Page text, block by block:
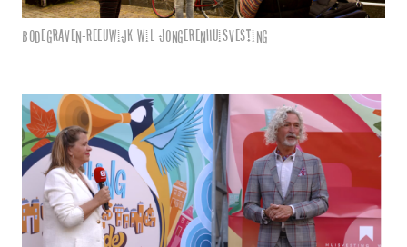
Bodegraven-Reeuwijk wil Jongerenhuisvesting